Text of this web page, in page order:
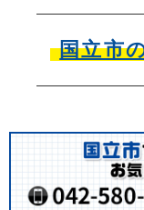
国立市